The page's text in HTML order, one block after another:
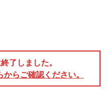
了しました。
らご確認ください。